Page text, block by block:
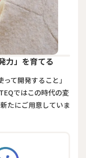
力」を育てる
て開発すること」
ではこの時代の変
たにご用意していま